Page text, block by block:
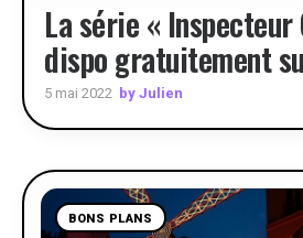
La série « Inspecteur
dispo gratuitement
5 mai 2022 by Julien
BONS PLANS